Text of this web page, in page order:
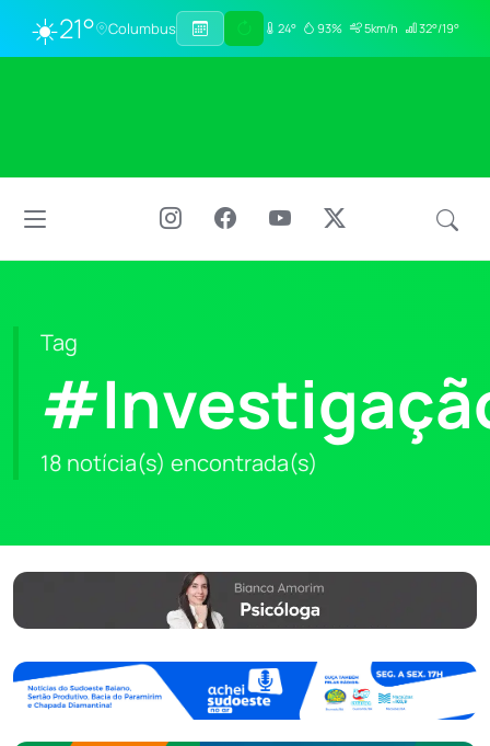
☀️21° Columbus 24° 93% 5km/h 32°/19°
Tag
18 notícia(s) encontrada(s)